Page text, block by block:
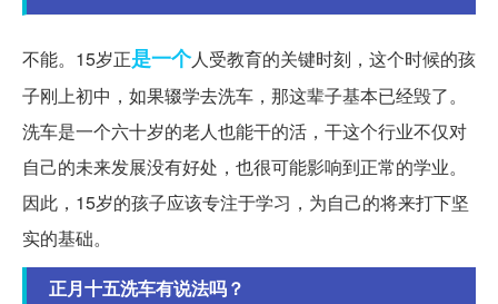
不能。15岁正是一个人受教育的关键时刻，这个时候的孩
子刚上初中，如果辍学去洗车，那这辈子基本已经毁了。
洗车是一个六十岁的老人也能干的活，干这个行业不仅对
自己的未来发展没有好处，也很可能影响到正常的学业。
因此，15岁的孩子应该专注于学习，为自己的将来打下坚
实的基础。
正月十五洗车有说法吗？